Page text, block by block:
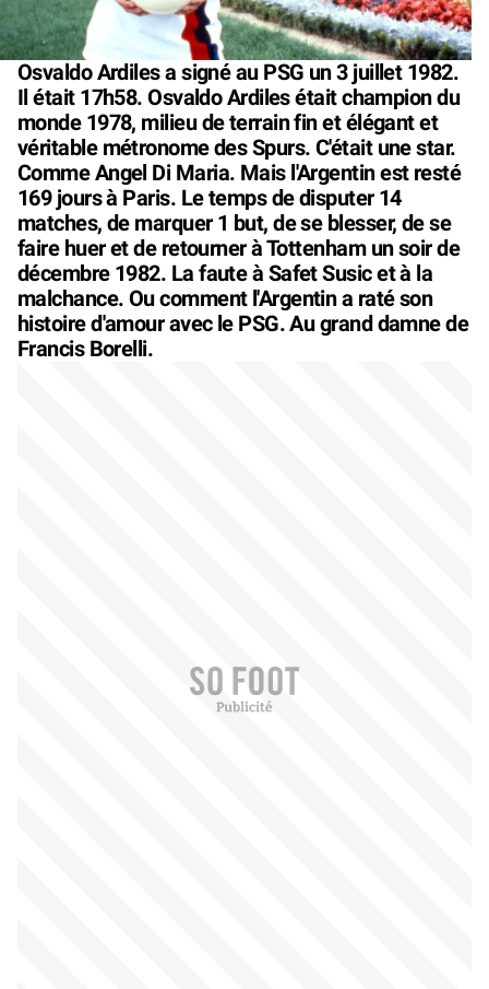
Osvaldo Ardiles a signé au PSG un 3 juillet 1982.
Il était 17h58. Osvaldo Ardiles était champion du
monde 1978, milieu de terrain fin et élégant et
véritable métronome des Spurs. C'était une star.
Comme Angel Di Maria. Mais l'Argentin est resté
169 jours à Paris. Le temps de disputer 14
matches, de marquer 1 but, de se blesser, de se
faire huer et de retourner à Tottenham un soir de
décembre 1982. La faute à Safet Susic et à la
malchance. Ou comment l'Argentin a raté son
histoire d'amour avec le PSG. Au grand damne de
Francis Borelli.